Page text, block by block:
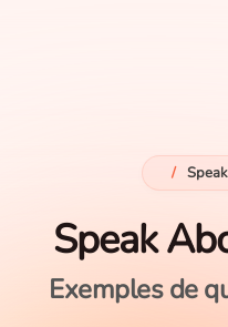
/
Speak
Exemples de